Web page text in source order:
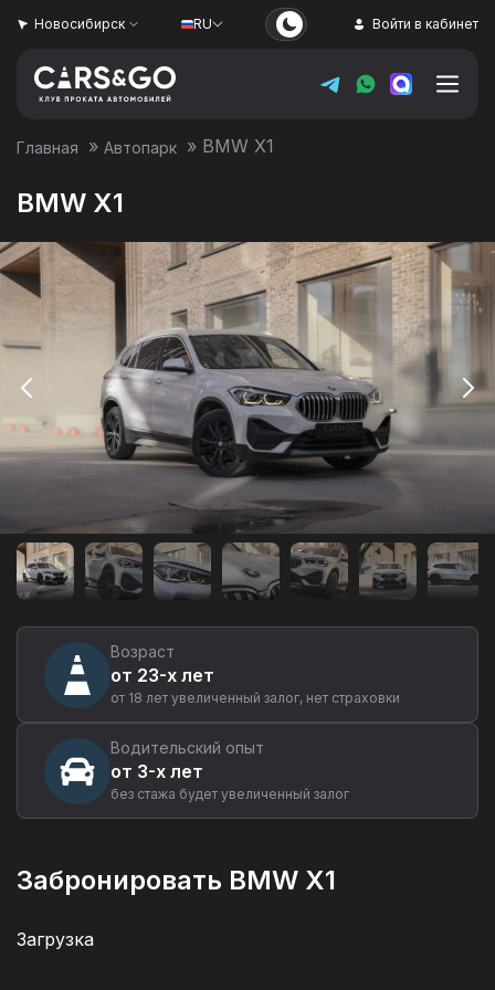
Новосибирск RU Войти в кабинет
Главная » Автопарк » BMW X1
BMW X1
Аренда
автомобиля
BMW
X1
Новосибирске
Возраст
от 23-х лет
от 18 лет увеличенный залог, нет страховки
Водительский опыт
от 3-х лет
без стажа будет увеличенный залог
Забронировать BMW X1
Загрузка